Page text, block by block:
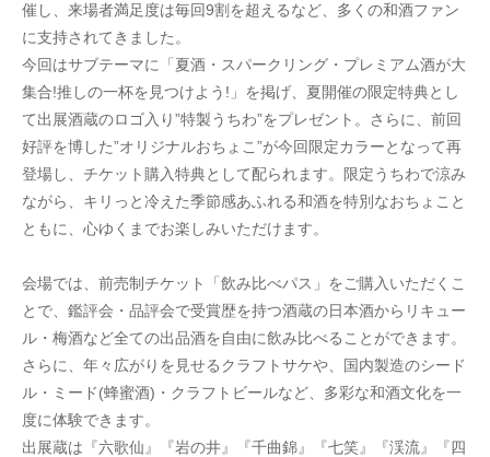
催し、来場者満足度は毎回9割を超えるなど、多くの和酒ファン
に支持されてきました。
今回はサブテーマに「夏酒・スパークリング・プレミアム酒が大
集合!推しの一杯を見つけよう!」を掲げ、夏開催の限定特典とし
て出展酒蔵のロゴ入り”特製うちわ”をプレゼント。さらに、前回
好評を博した”オリジナルおちょこ”が今回限定カラーとなって再
登場し、チケット購入特典として配られます。限定うちわで涼み
ながら、キリっと冷えた季節感あふれる和酒を特別なおちょこと
ともに、心ゆくまでお楽しみいただけます。
会場では、前売制チケット「飲み比べパス」をご購入いただくこ
とで、鑑評会・品評会で受賞歴を持つ酒蔵の日本酒からリキュー
ル・梅酒など全ての出品酒を自由に飲み比べることができます。
さらに、年々広がりを見せるクラフトサケや、国内製造のシード
ル・ミード(蜂蜜酒)・クラフトビールなど、多彩な和酒文化を一
度に体験できます。
出展蔵は『六歌仙』『岩の井』『千曲錦』『七笑』『渓流』『四